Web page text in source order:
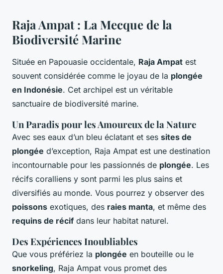
Raja Ampat : La Mecque de la
Biodiversité Marine
Située en Papouasie occidentale, Raja Ampat est
souvent considérée comme le joyau de la plongée
en Indonésie. Cet archipel est un véritable
sanctuaire de biodiversité marine.
Un Paradis pour les Amoureux de la Nature
Avec ses eaux d’un bleu éclatant et ses sites de
plongée d’exception, Raja Ampat est une destination
incontournable pour les passionnés de plongée. Les
récifs coralliens y sont parmi les plus sains et
diversifiés au monde. Vous pourrez y observer des
poissons exotiques, des raies manta, et même des
requins de récif dans leur habitat naturel.
Des Expériences Inoubliables
Que vous préfériez la plongée en bouteille ou le
snorkeling, Raja Ampat vous promet des